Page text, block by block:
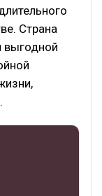
Страна
выгодной